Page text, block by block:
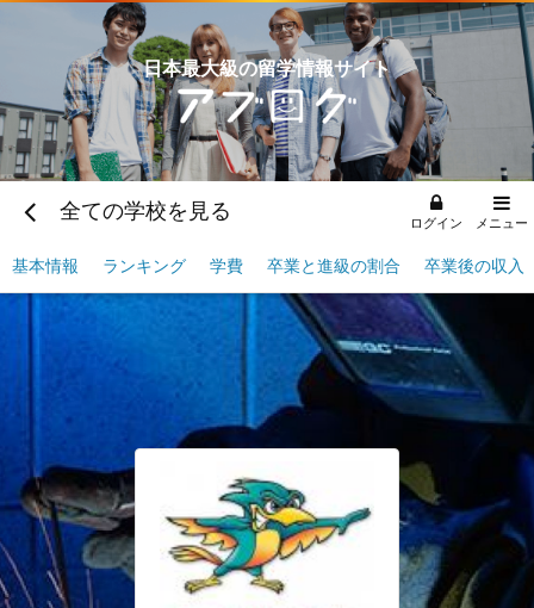
日本最大級の留学情報サイト
全ての学校を見る ログイン メニュー
基本情報 ランキング 学費 卒業と進級の割合 卒業後の収入